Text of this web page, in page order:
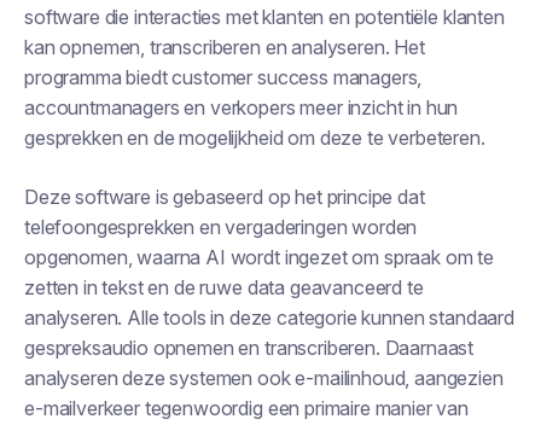
software die interacties met klanten en potentiële klanten
kan opnemen, transcriberen en analyseren. Het
programma biedt customer success managers,
accountmanagers en verkopers meer inzicht in hun
gesprekken en de mogelijkheid om deze te verbeteren.
Deze software is gebaseerd op het principe dat
telefoongesprekken en vergaderingen worden
opgenomen, waarna AI wordt ingezet om spraak om te
zetten in tekst en de ruwe data geavanceerd te
analyseren. Alle tools in deze categorie kunnen standaard
gespreksaudio opnemen en transcriberen. Daarnaast
analyseren deze systemen ook e-mailinhoud, aangezien
e-mailverkeer tegenwoordig een primaire manier van